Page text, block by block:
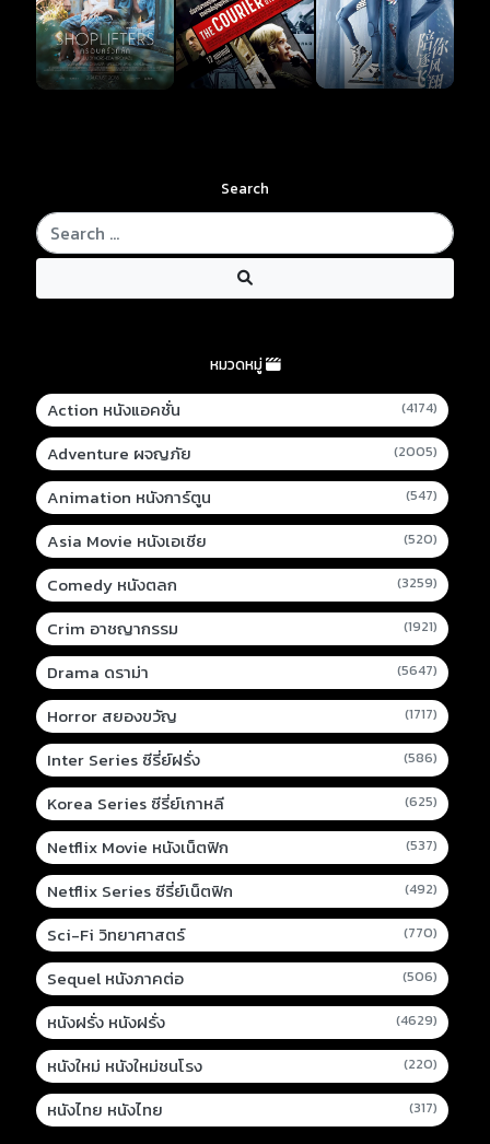
Search
หมวดหมู่
Action หนังแอคชั่น (4174)
Adventure ผจญภัย (2005)
Animation หนังการ์ตูน (547)
Asia Movie หนังเอเชีย (520)
Comedy หนังตลก (3259)
Crim อาชญากรรม (1921)
Drama ดราม่า (5647)
Horror สยองขวัญ (1717)
Inter Series ซีรี่ย์ฝรั่ง (586)
Korea Series ซีรี่ย์เกาหลี (625)
Netflix Movie หนังเน็ตฟิก (537)
Netflix Series ซีรี่ย์เน็ตฟิก (492)
Sci-Fi วิทยาศาสตร์ (770)
Sequel หนังภาคต่อ (506)
หนังฝรั่ง หนังฝรั่ง (4629)
หนังใหม่ หนังใหม่ชนโรง (220)
หนังไทย หนังไทย (317)